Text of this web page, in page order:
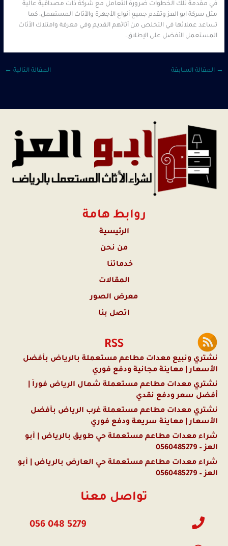
في مقدمة تلك الخطوات ضرورة التعامل مع شركة ذات مصداقية عالية
مثل سركة ابو العز وتقدم جميع أنواع الأجهزة والأثاث المستعمل، كما
تساعد عملائها في التخلص من أثاثهم القديم وفي معرفة وامتلاك الأثاث
المستعمل الأفضل على الإطلاق.
→ المقالة السابقة المقالة التالية ←
روابط هامة
الرئيسية
من نحن
خدماتنا
المقالات
معرض الصور
اتصل بنا
RSS
نشتري ونبيع معدات مطاعم مستعملة بالرياض بأفضل
الأسعار | معاينة مجانية ودفع فوري
نشتري معدات مطاعم مستعملة شمال الرياض فوراً |
أفضل سعر ودفع نقدي
نشتري معدات مطاعم مستعملة غرب الرياض بأفضل
الأسعار | معاينة سريعة ودفع فوري
شراء معدات مطاعم مستعملة حي طويق بالرياض | أبو
العز – 0560485279
شراء معدات مطاعم مستعملة حي العارض بالرياض | أبو
العز – 0560485279
تواصل معنا
056 048 5279